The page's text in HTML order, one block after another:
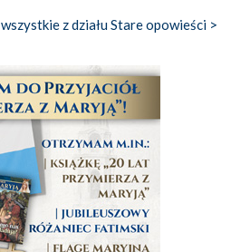
wszystkie z działu Stare opowieści >